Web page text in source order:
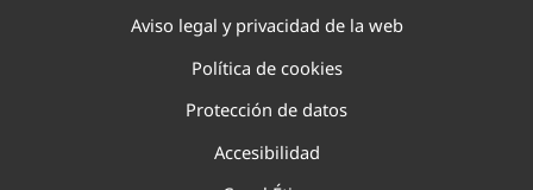
Aviso legal y privacidad de la web
Política de cookies
Protección de datos
Accesibilidad